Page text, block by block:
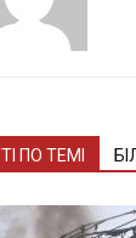
ПО ТЕМІ